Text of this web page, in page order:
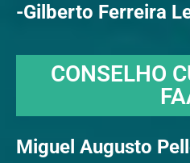
-Gilberto Ferreira
CONSELHO
Miguel Augusto